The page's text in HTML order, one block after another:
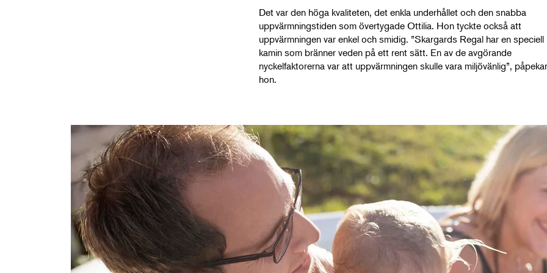
Det var den höga kvaliteten, det enkla underhållet och den snabba
uppvärmningstiden som övertygade Ottilia. Hon tyckte också att
uppvärmningen var enkel och smidig. ”Skargards Regal har en speciell
kamin som bränner veden på ett rent sätt. En av de avgörande
nyckelfaktorerna var att uppvärmningen skulle vara miljövänlig”, påpekar
hon.